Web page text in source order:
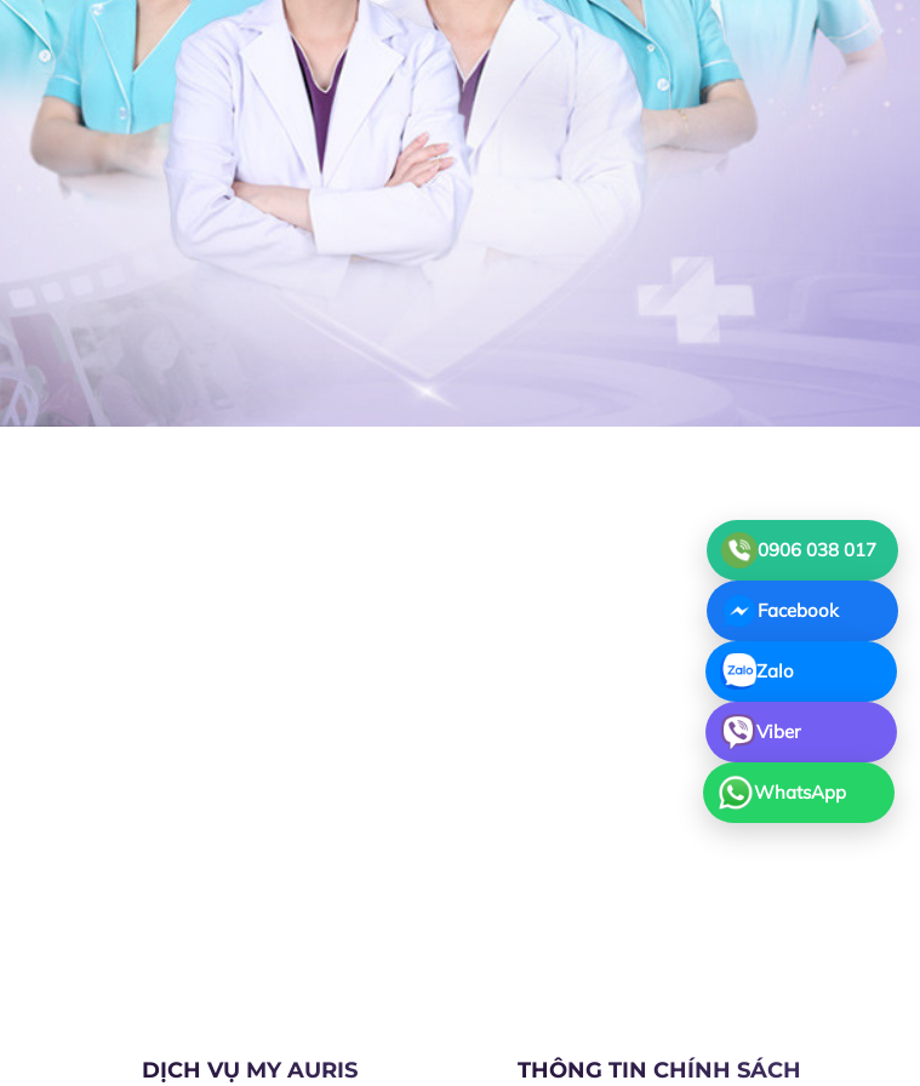
DỊCH VỤ MY AURIS THÔNG TIN CHÍNH SÁCH
0906 038 017
Facebook
Zalo
Viber
WhatsApp